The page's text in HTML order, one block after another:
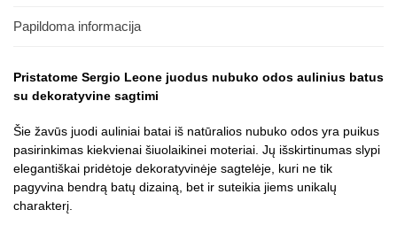
Papildoma informacija
Pristatome Sergio Leone juodus nubuko odos aulinius batus
su dekoratyvine sagtimi
Šie žavūs juodi auliniai batai iš natūralios nubuko odos yra puikus
pasirinkimas kiekvienai šiuolaikinei moteriai. Jų išskirtinumas slypi
elegantiškai pridėtoje dekoratyvinėje sagtelėje, kuri ne tik
pagyvina bendrą batų dizainą, bet ir suteikia jiems unikalų
charakterį.